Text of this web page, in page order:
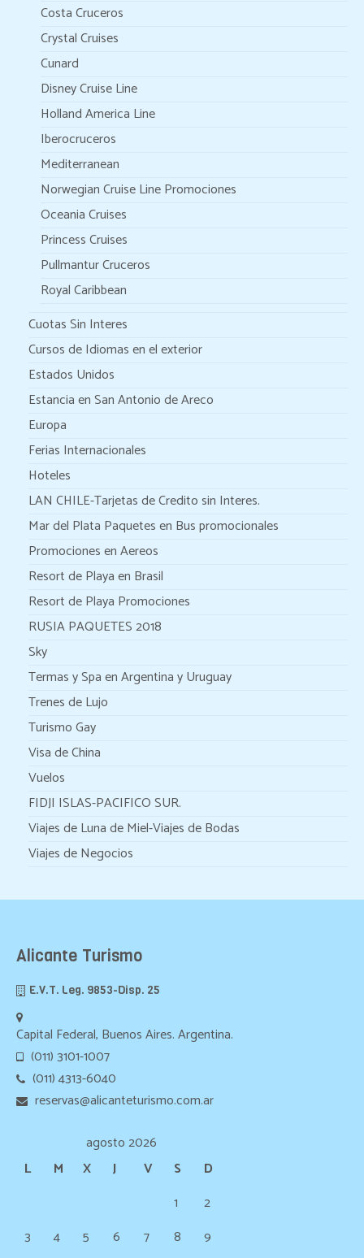
Costa Cruceros
Crystal Cruises
Cunard
Disney Cruise Line
Holland America Line
Iberocruceros
Mediterranean
Norwegian Cruise Line Promociones
Oceania Cruises
Princess Cruises
Pullmantur Cruceros
Royal Caribbean
Cuotas Sin Interes
Cursos de Idiomas en el exterior
Estados Unidos
Estancia en San Antonio de Areco
Europa
Ferias Internacionales
Hoteles
LAN CHILE-Tarjetas de Credito sin Interes.
Mar del Plata Paquetes en Bus promocionales
Promociones en Aereos
Resort de Playa en Brasil
Resort de Playa Promociones
RUSIA PAQUETES 2018
Sky
Termas y Spa en Argentina y Uruguay
Trenes de Lujo
Turismo Gay
Visa de China
Vuelos
FIDJI ISLAS-PACIFICO SUR.
Viajes de Luna de Miel-Viajes de Bodas
Viajes de Negocios
Alicante Turismo
E.V.T. Leg. 9853-Disp. 25
Capital Federal, Buenos Aires. Argentina.
(011) 3101-1007
(011) 4313-6040
reservas@alicanteturismo.com.ar
agosto 2026
L
M X J V S
D
1
2
3
4 5 6 7 8 9